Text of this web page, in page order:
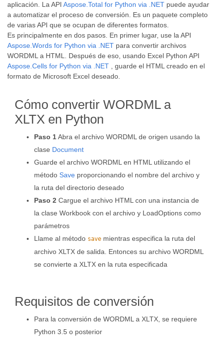
aplicación. La API Aspose.Total for Python via .NET puede ayudar
a automatizar el proceso de conversión. Es un paquete completo
de varias API que se ocupan de diferentes formatos.
Es principalmente en dos pasos. En primer lugar, use la API
Aspose.Words for Python via .NET para convertir archivos
WORDML a HTML. Después de eso, usando Excel Python API
Aspose.Cells for Python via .NET , guarde el HTML creado en el
formato de Microsoft Excel deseado.
Cómo convertir WORDML a
XLTX en Python
Paso 1Abra el archivo WORDML de origen usando la
clase Document
Guarde el archivo WORDML en HTML utilizando el
método Save proporcionando el nombre del archivo y
la ruta del directorio deseado
Paso 2 Cargue el archivo HTML con una instancia de
la clase Workbook con el archivo y LoadOptions como
parámetros
Llame al método save mientras especifica la ruta del
archivo XLTX de salida. Entonces su archivo WORDML
se convierte a XLTX en la ruta especificada
Requisitos de conversión
Para la conversión de WORDML a XLTX, se requiere
Python 3.5 o posterior